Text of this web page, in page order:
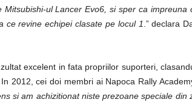
ul Lancer Evo6, si sper ca impreuna
ce revine echipei clasate pe locul 1 .” declara
excelent in fata propriilor suporteri,
2012, cei doi membri ai Napoca Rally
si am achizitionat niste prezoane speciale din